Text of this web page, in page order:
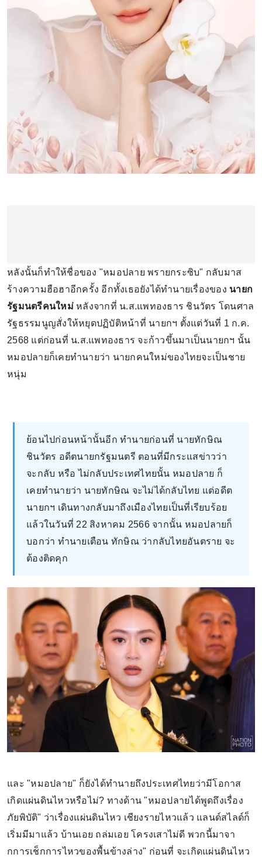
หลังนั้นก็ทำให้ชื่อของ "หมอปลาย พรายกระซิบ" กลับมาส
ร้างความฮือฮาอีกครั้ง อีกทั้งเธอยังได้ทำนายเรื่องของ นายก
รัฐมนตรีคนใหม่ หลังจากที่ น.ส.แพทองธาร ชินวัตร โดนศาล
รัฐธรรมนูญสั่งให้หยุดปฏิบัติหน้าที่ นายกฯ ตั้งแต่วันที่ 1 ก.ค.
2568 แต่ก่อนที่ น.ส.แพทองธาร จะก้าวขึ้นมาเป็นนายกฯ นั้น
หมอปลายก็เคยทำนายว่า นายกคนใหม่ของไทยจะเป็นชาย
หนุ่ม
ย้อนไปก่อนหน้านั้นอีก ทำนายก่อนที่ นายทักษิณ
ชินวัตร อดีตนายกรัฐมนตรี ตอนที่มีกระแสข่าวว่า
จะกลับ หรือ ไม่กลับประเทศไทยนั้น หมอปลาย ก็
เคยทำนายว่า นายทักษิณ จะไม่ได้กลับไทย แต่อดีต
นายกฯ เดินทางกลับมาถึงเมืองไทยเป็นที่เรียบร้อย
แล้วในวันที่ 22 สิงหาคม 2566 จากนั้น หมอปลายก็
บอกว่า ทำนายเตือน ทักษิณ ว่ากลับไทยอันตราย จะ
ต้องติดคุก
และ "หมอปลาย" ก็ยังได้ทำนายถึงประเทศไทยว่ามีโอกาส
เกิดแผ่นดินไหวหรือไม่? ทางด้าน "หมอปลายได้พูดถึงเรื่อง
ภัยพิบัติ" ว่าเรื่องแผ่นดินไหว เชียงรายไหวแล้ว แลนด์สไลด์ก็
เริ่มมีมาแล้ว บ้านเอย ถล่มเอย โครงเสาไม่ดี พวกนี้มาจา
กการเช็กการไหวของพื้นข้างล่าง" ก่อนที่ จะเกิดแผ่นดินไหว